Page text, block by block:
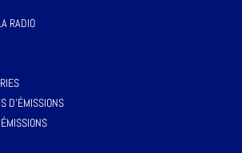
RADIO
D’ÉMISSIONS